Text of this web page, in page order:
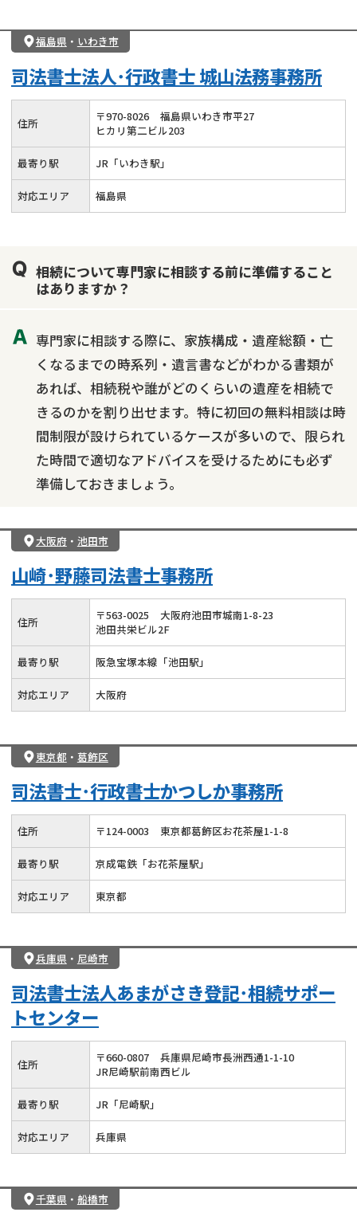
福島県 ・ いわき市
司法書士法人･行政書士 城山法務事務所
住所 〒970-8026
福島県いわき市平27
ヒカリ第二ビル203
最寄り駅 JR「いわき駅」
対応エリア 福島県
相続について専門家に相談する前に準備すること
はありますか？
専門家に相談する際に、家族構成・遺産総額・亡
くなるまでの時系列・遺言書などがわかる書類が
あれば、相続税や誰がどのくらいの遺産を相続で
きるのかを割り出せます。特に初回の無料相談は時
間制限が設けられているケースが多いので、限られ
た時間で適切なアドバイスを受けるためにも必ず
準備しておきましょう。
大阪府・ 池田市
山崎･野藤司法書士事務所
住所 〒563-0025
大阪府池田市城南1-8-23
池田共栄ビル2F
最寄り駅 阪急宝塚本線「池田駅」
対応エリア 大阪府
東京都 ・ 葛飾区
司法書士･行政書士かつしか事務所
住所 〒124-0003 東京都葛飾区お花茶屋1-1-8
最寄り駅 京成電鉄「お花茶屋駅」
対応エリア 東京都
兵庫県 ・ 尼崎市
司法書士法人あまがさき登記･相続サポー
トセンター
住所 〒660-0807
兵庫県尼崎市長洲西通1-1-10
JR尼崎駅前南西ビル
最寄り駅 JR「尼崎駅」
対応エリア 兵庫県
千葉県 ・ 船橋市